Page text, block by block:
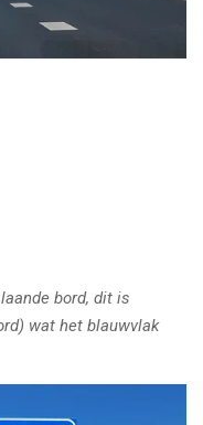
bord, dit is
wat het blauwvlak